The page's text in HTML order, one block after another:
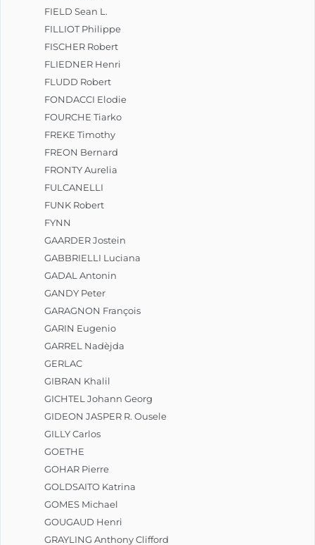
FIELD Sean L.
FILLIOT Philippe
FISCHER Robert
FLIEDNER Henri
FLUDD Robert
FONDACCI Elodie
FOURCHE Tiarko
FREKE Timothy
FREON Bernard
FRONTY Aurelia
FULCANELLI
FUNK Robert
FYNN
GAARDER Jostein
GABBRIELLI Luciana
GADAL Antonin
GANDY Peter
GARAGNON François
GARIN Eugenio
GARREL Nadèjda
GERLAC
GIBRAN Khalil
GICHTEL Johann Georg
GIDEON JASPER R. Ousele
GILLY Carlos
GOETHE
GOHAR Pierre
GOLDSAITO Katrina
GOMES Michael
GOUGAUD Henri
GRAYLING Anthony Clifford